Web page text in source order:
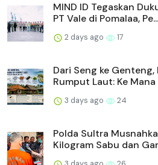
MIND ID Tegaskan
PT Vale di Pomalaa, Pe...
2 days ago 17
Dari Seng ke Genteng,
Rumput Laut: Ke Mana
3 days ago 24
Polda Sultra
Kilogram Sabu dan